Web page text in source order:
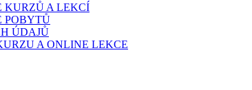
KURZŮ A LEKCÍ
POBYTŮ
ÚDAJŮ
A ONLINE LEKCE